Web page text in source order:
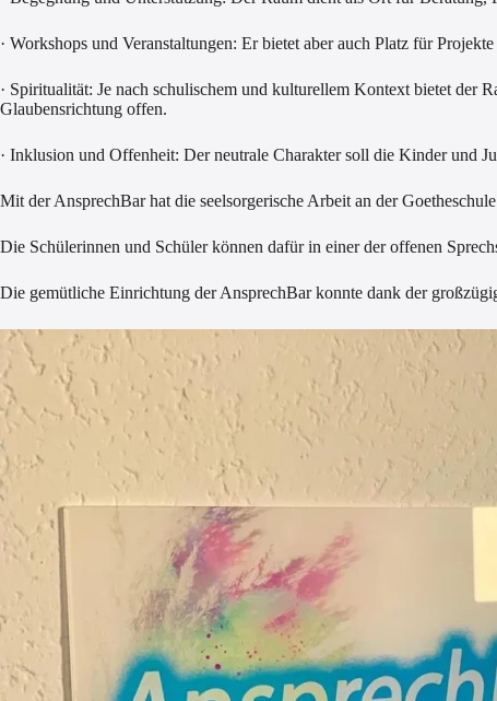
· Workshops und Veranstaltungen: Er bietet aber auch Platz für
· Spiritualität: Je nach schulischem und kulturellem Kontext bietet der
Glaubensrichtung offen.
· Inklusion und Offenheit: Der neutrale Charakter soll die Kinder und
Mit der AnsprechBar hat die seelsorgerische Arbeit an der
Die Schülerinnen und Schüler können dafür in einer der offenen
Die gemütliche Einrichtung der AnsprechBar konnte dank der